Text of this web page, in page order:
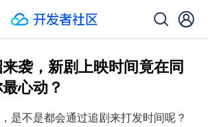
袭，新剧上映时间竟在同
心动？
是不是都会通过追剧来打发时间呢？